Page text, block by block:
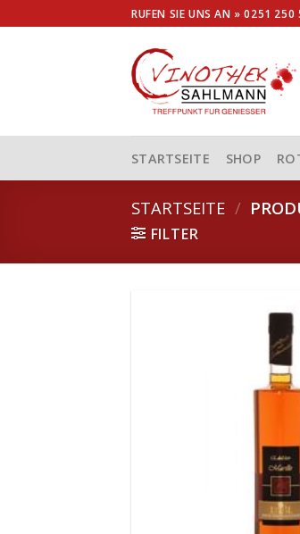
to
RUFEN SIE UNS AN »0251 250
STARTSEITE SHOP
STARTSEITE /
FILTER